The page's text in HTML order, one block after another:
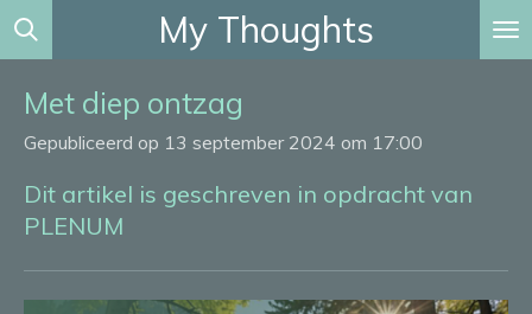
Ga
direct
naar
hoofdinhoud
My Thoughts
Met diep ontzag
Gepubliceerd op 13 september 2024 om 17:00
Dit artikel is geschreven in opdracht van
PLENUM